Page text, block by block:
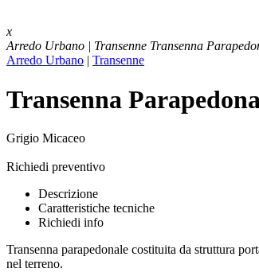
x
Arredo Urbano | Transenne Transenna
Arredo Urbano | Transenne
Transenna
Grigio Micaceo
Richiedi preventivo
Descrizione
Caratteristiche tecniche
Richiedi info
Transenna parapedonale costituita da struttura
nel terreno.